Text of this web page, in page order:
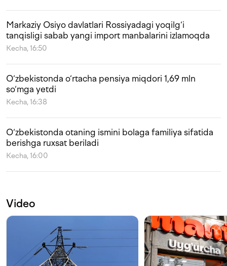
Markaziy Osiyo davlatlari Rossiyadagi yoqilg‘i
tanqisligi sabab yangi import manbalarini izlamoqda
Kecha, 16:50
O‘zbekistonda o‘rtacha pensiya miqdori 1,69 mln
so‘mga yetdi
Kecha, 16:38
O‘zbekistonda otaning ismini bolaga familiya sifatida
berishga ruxsat beriladi
Kecha, 16:00
Video